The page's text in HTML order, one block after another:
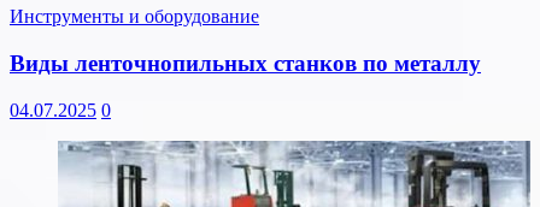
Инструменты и оборудование
Виды ленточнопильных станков по металлу
04.07.2025 0